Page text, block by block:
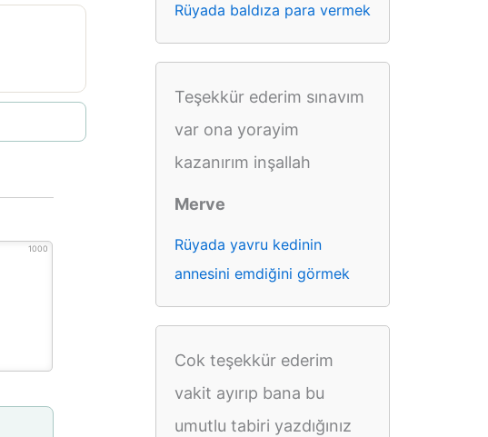
1000
Rüyada baldıza para vermek
Teşekkür ederim sınavım
var ona yorayim
kazanırım inşallah
Merve
Rüyada yavru kedinin
annesini emdiğini görmek
Cok teşekkür ederim
vakit ayırıp bana bu
umutlu tabiri yazdığınız